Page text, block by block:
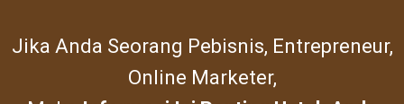
Jika Anda Seorang Pebisnis, Entrepreneur,
Online Marketer,